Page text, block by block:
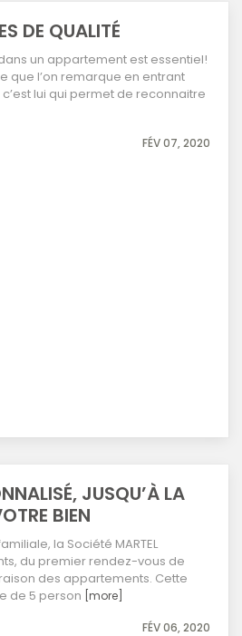
DE QUALITÉ
un appartement est essentiel!
que l’on remarque en entrant
lui qui permet de reconnaitre
FÉV 07, 2020
JUSQU’À LA
BIEN
la Société MARTEL
du premier rendez-vous de
des appartements. Cette
de 5 person [more]
FÉV 06, 2020